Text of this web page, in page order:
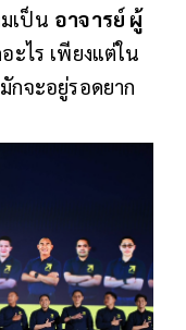
เป็น อาจารย์ ผู้
ะไร เพียงแต่ใน
กจะอยู่รอดยาก